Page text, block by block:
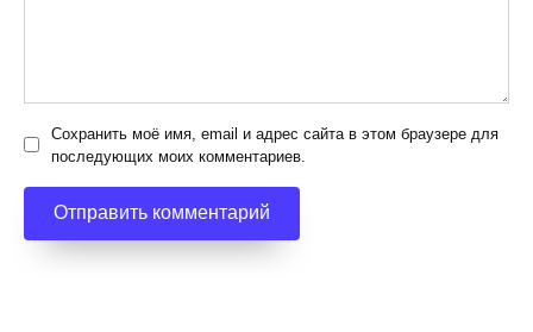
Сохранить моё имя, email и адрес сайта в этом браузере для
последующих моих комментариев.